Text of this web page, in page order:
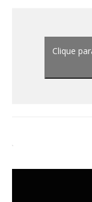
Clique